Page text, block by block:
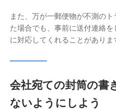
また、万が一郵便物が不測の
た場合でも、事前に送付連絡
に対応してくれることがありま
会社宛ての封筒の書
ないようにしよう